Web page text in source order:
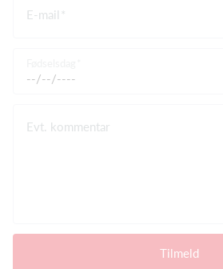
E-mail
Evt. kommentar
Tilmeld